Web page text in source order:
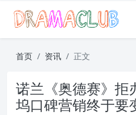
首页 资讯 正文
诺兰《奥德赛》拒
坞口碑营销终于要